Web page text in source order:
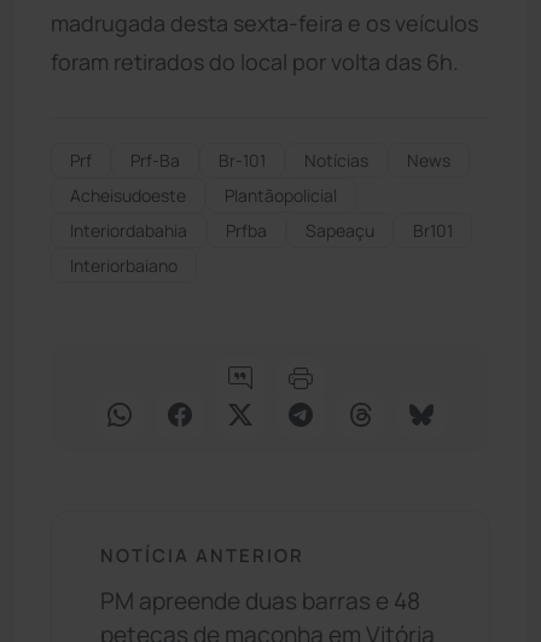
madrugada desta sexta-feira e os veículos
foram retirados do local por volta das 6h.
Prf Prf-Ba Br-101 Notícias
News
Acheisudoeste
Plantãopolicial
Interiordabahia
Prfba Sapeaçu
Br101
Interiorbaiano
NOTÍCIA ANTERIOR
PM apreende duas barras e 48
petecas de maconha em Vitória